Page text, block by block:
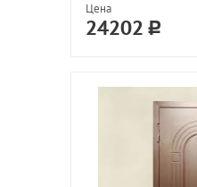
Цена
24202